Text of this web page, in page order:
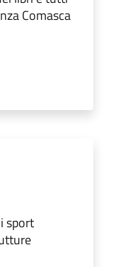
Comasca
sport